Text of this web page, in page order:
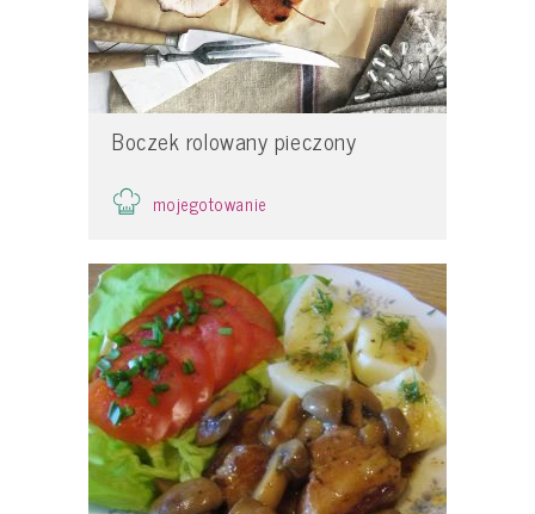
Boczek rolowany pieczony
mojegotowanie